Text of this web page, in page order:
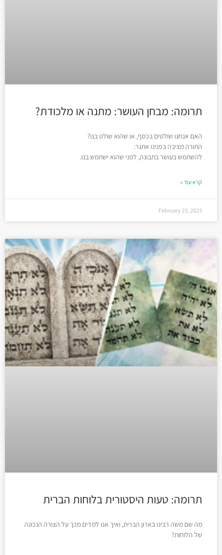
תרומה: מבחן העושר: מתנה או מלכודת?
האם אנחנו שולטים בכסף, או שהוא שולט בנו?
התורה מציבה בפנינו אתגר:
להשתמש בעושר בתבונה, לפני שהוא ישתמש בנו.
קרא עוד »
February 23, 2025
תרומה: טעות היסטורית בלוחות הברית
מה שם משה רבינו בארון הברית, ואיך אנו למדים מכך על הצורה הנכונה
של הלוחות?